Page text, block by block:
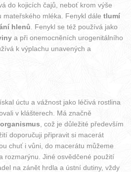
do kojicích čajů, neboť krom výše
mateřského mléka. Fenykl dáletlumí
hlenů . Fenykl se též používá jako
a při onemocněních urogenitálního
k výplachu unavených a
úctu a vážnost jako léčivá rostlina
v klášterech. Má značně
, což je důležité především
doporučuji připravit si macerát
chuť i vůni, do macerátu můžeme
rozmarýnu. Jiné osvědčené použití
na zánět hrdla a ústní dutiny, vždy